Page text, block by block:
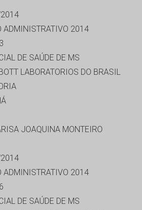
ADMINISTRATIVO 2014
DE SAÚDE DE MS
LABORATORIOS DO BRASIL
JOAQUINA MONTEIRO
ADMINISTRATIVO 2014
DE SAÚDE DE MS